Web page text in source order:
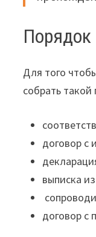
Порядок
Для того
собрать
договор с
выписка
договор с